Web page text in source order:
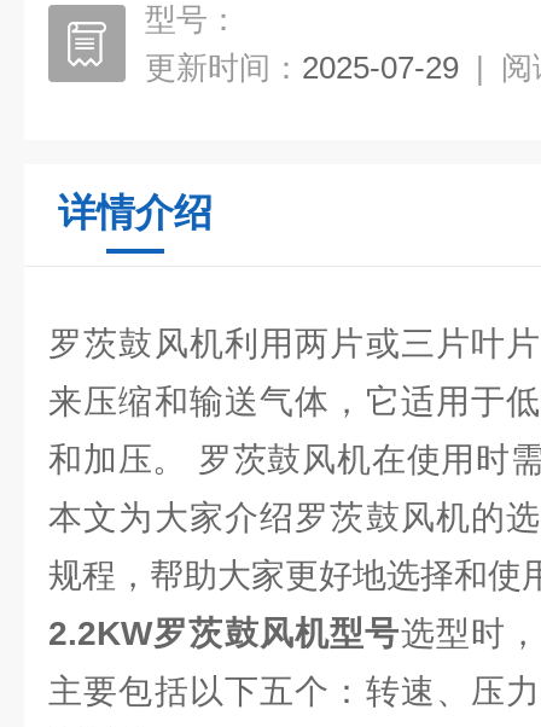
型号：
更新时间： 2025-07-29 | 阅
详情介绍
罗茨鼓风机利用两片或三片叶
来压缩和输送气体，它适用于
和加压。 罗茨鼓风机在使用时
本文为大家介绍罗茨鼓风机的
规程，帮助大家更好地选择和使
2.2KW罗茨鼓风机型号选型时
主要包括以下五个：转速、压